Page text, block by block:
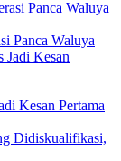
Panca Waluya
Kesan Pertama